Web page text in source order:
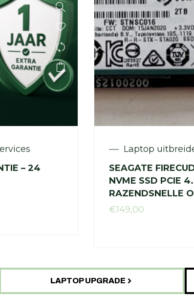
– 24
Laptop
SEAGATE
NVME SSD PCIE
RAZENDSNELLE
€149,00
LAPTOP UPGRADE